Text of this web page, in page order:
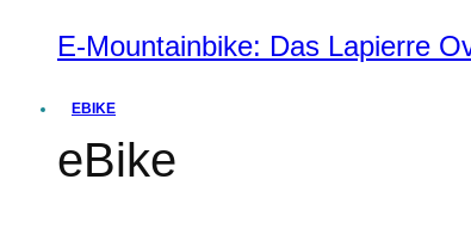
E-Mountainbike: Das Lapierre
EBIKE
eBike